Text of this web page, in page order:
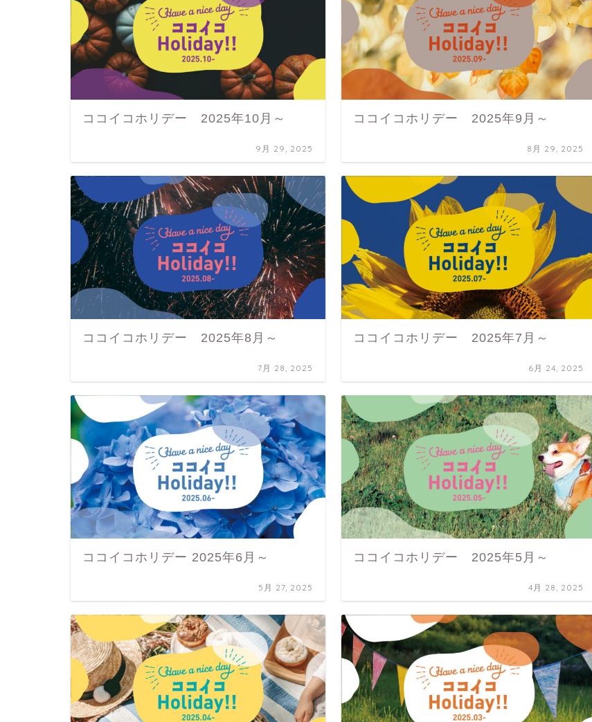
ココイコホリデー 2025年10月～
9月 29, 2025
ココイコホリデー 2025年9月～
8月 29, 2025
ココイコホリデー 2025年8月～
7月 28, 2025
ココイコホリデー 2025年7月～
6月 24, 2025
ココイコホリデー 2025年6月～
5月 27, 2025
ココイコホリデー 2025年5月～
4月 28, 2025